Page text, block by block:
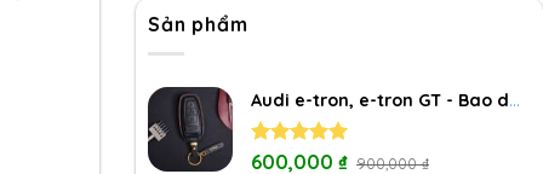
Sản phẩm
Audi e-tron, e-tron GT - Bao da chìa khóa
Rated5.00
600,000 ₫ 900,000₫